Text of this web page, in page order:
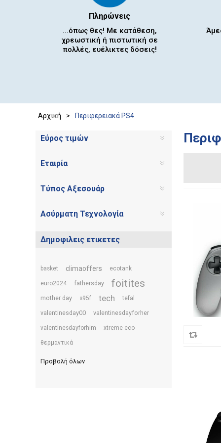
Πληρώνεις
...όπως θες! Με κατάθεση,
χρεωστική ή πιστωτική σε
πολλές, ευέλικτες δόσεις!
Αρχική > Περιφερειακά PS4
Εύρος τιμών
Εταιρία
Τύπος Αξεσουάρ
Ασύρματη Τεχνολογία
Δημοφιλεις ετικετες
basket climaoffers ecotank
euro2024 fathersday foitites
mother day s95f tech tefal
valentinesday00 valentinesdayforher
valentinesdayforhim xtreme eco
θερμαντικά
Προβολή όλων